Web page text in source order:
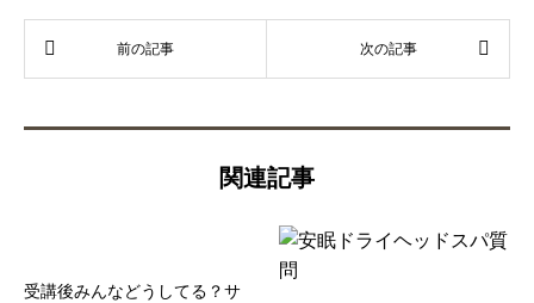
関連記事
受講後みんなどうしてる？サ